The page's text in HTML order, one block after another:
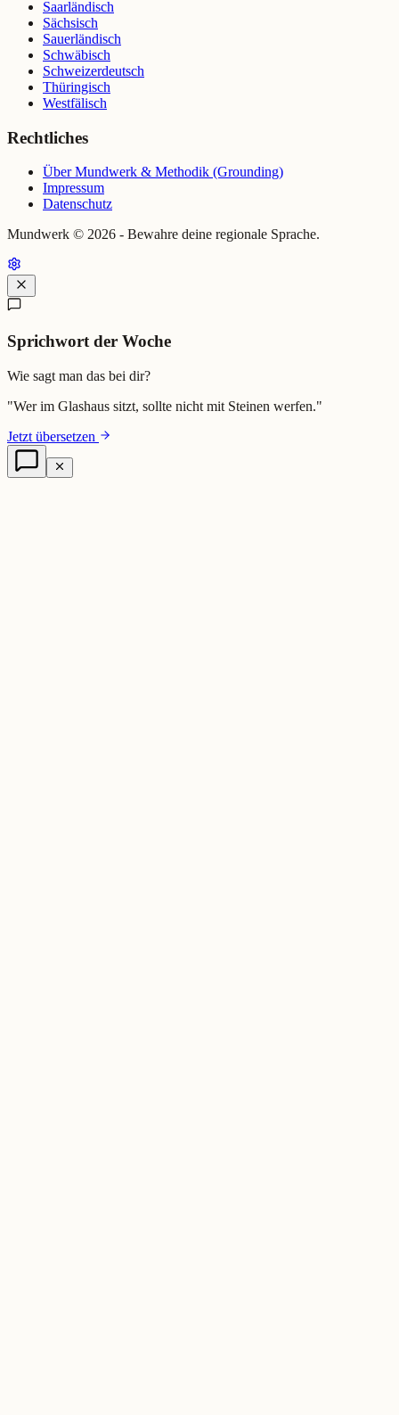
Saarländisch
Sächsisch
Sauerländisch
Schwäbisch
Schweizerdeutsch
Thüringisch
Westfälisch
Rechtliches
Über Mundwerk & Methodik (Grounding)
Impressum
Datenschutz
Mundwerk © 2026 - Bewahre deine regionale Sprache.
Sprichwort der Woche
Wie sagt man das bei dir?
"Wer im Glashaus sitzt, sollte nicht mit Steinen werfen."
Jetzt übersetzen